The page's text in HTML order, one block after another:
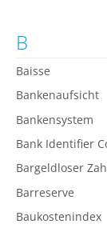
B
Baisse
Bankenaufsicht
Bankensystem
Bank Identifier
Bargeldloser
Barreserve
Baukostenindex